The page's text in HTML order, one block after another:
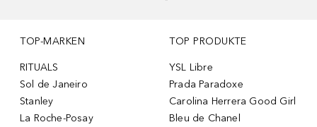
TOP-MARKEN
RITUALS
Sol de Janeiro
Stanley
La Roche-Posay
TOP PRODUKTE
YSL Libre
Prada Paradoxe
Carolina Herrera Good Girl
Bleu de Chanel